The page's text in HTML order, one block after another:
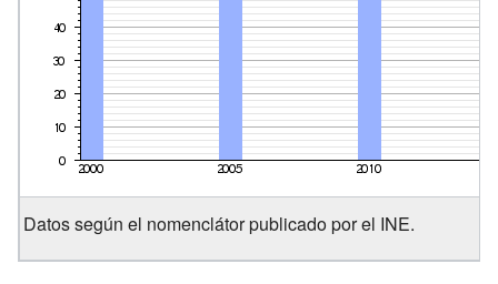
Datos según el nomenclátor publicado por el INE.